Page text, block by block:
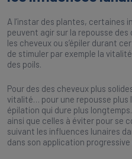
A l’instar des plantes, certaines
peuvent agir sur la repousse
les cheveux ou s’épiler durant
de stimuler par exemple la
des poils.
Pour des des cheveux plus
vitalité… pour une repousse plus
épilation qui dure plus
ainsi que celles à éviter pour se
suivant les influences lunaires
dans son application progressive